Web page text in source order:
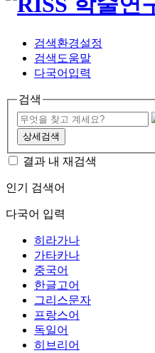
검색환경설정
검색도움말
다국어입력
검색
상세검색
결과 내 재검색
인기 검색어
다국어 입력
히라가나
가타카나
중국어
한글고어
그리스문자
프랑스어
독일어
히브리어